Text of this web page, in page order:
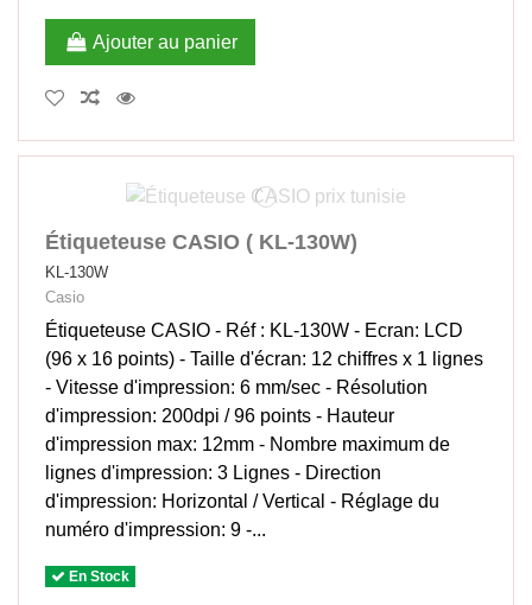
Ajouter au panier
Étiqueteuse CASIO ( KL-130W)
KL-130W
Casio
Étiqueteuse CASIO - Réf : KL-130W - Ecran: LCD
(96 x 16 points) - Taille d'écran: 12 chiffres x 1 lignes
- Vitesse d'impression: 6 mm/sec - Résolution
d'impression: 200dpi / 96 points - Hauteur
d'impression max: 12mm - Nombre maximum de
lignes d'impression: 3 Lignes - Direction
d'impression: Horizontal / Vertical - Réglage du
numéro d'impression: 9 -...
En Stock